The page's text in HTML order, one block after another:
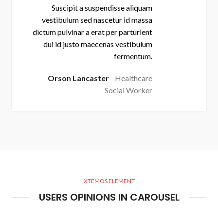
Suscipit a suspendisse aliquam
vestibulum sed nascetur id massa
dictum pulvinar a erat per parturient
dui id justo maecenas vestibulum
fermentum.
Orson Lancaster
Healthcare
Social Worker
XTEMOS ELEMENT
USERS OPINIONS IN CAROUSEL